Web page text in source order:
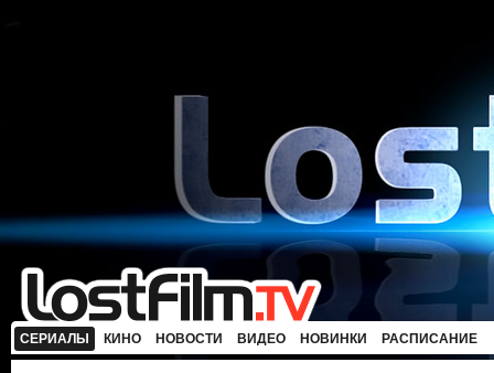
СЕРИАЛЫ КИНО НОВОСТИ ВИДЕО НОВИНКИ РАСПИСАНИЕ